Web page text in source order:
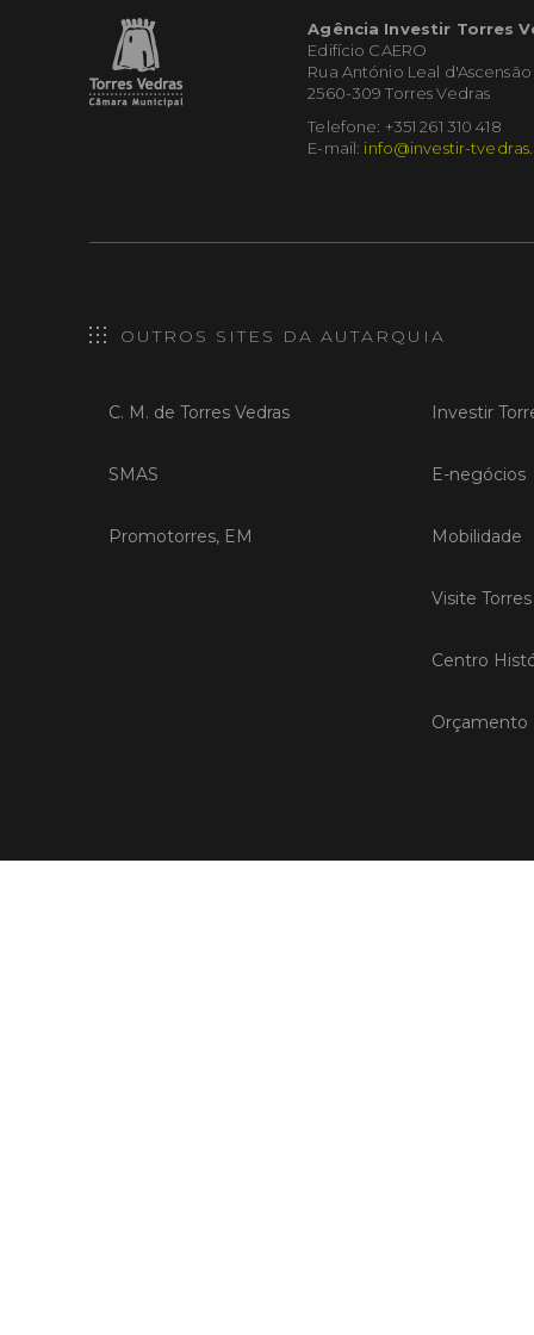
Agência Investir Torres
Edifício CAERO
Rua António Leal d'Ascensão
2560-309 Torres Vedras
Telefone: +351 261 310 418
E-mail: info@investir-
OUTROS SITES DA AUTARQUIA
C. M. de Torres Vedras
SMAS
Promotorres, EM
Investir
E-negócios
Mobilidade
Visite
Centro
Orçamento